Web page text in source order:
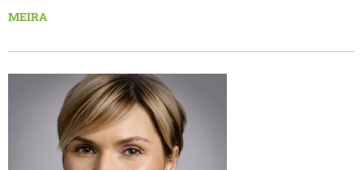
Tindastólsliðið frumsýndi tvo nýja leikmenn en þær dönsku
tvíburar.
MEIRA